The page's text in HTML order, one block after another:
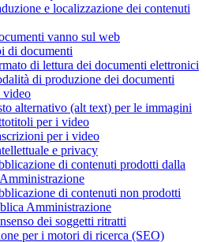
e localizzazione dei contenuti
vanno sul web
di documenti
di lettura dei documenti elettronici
di produzione dei documenti
video
alternativo (alt text) per le immagini
per i video
per i video
e privacy
di contenuti prodotti dalla
di contenuti non prodotti
Amministrazione
dei soggetti ritratti
per i motori di ricerca (SEO)